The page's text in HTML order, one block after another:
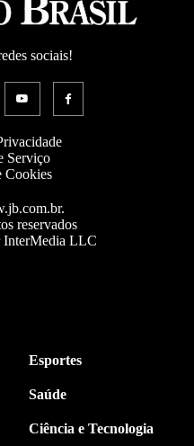
sociais!
Serviço
Cookies
reservados
InterMedia LLC
Esportes
Saúde
Ciência e Tecnologia